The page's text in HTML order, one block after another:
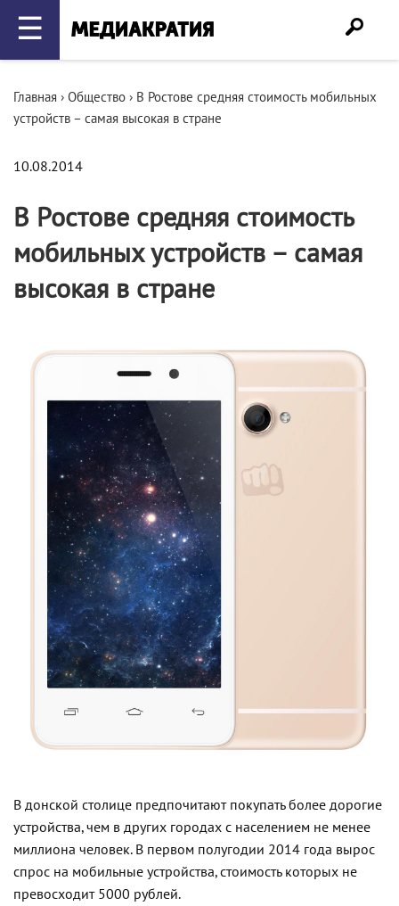
☰
Главная › Общество › В Ростове средняя стоимость мобильных
устройств – самая высокая в стране
10.08.2014
В Ростове средняя стоимость
мобильных устройств – самая
высокая в стране
В донской столице предпочитают покупать более дорогие
устройства, чем в других городах с населением не менее
миллиона человек. В первом полугодии 2014 года вырос
спрос на мобильные устройства, стоимость которых не
превосходит 5000 рублей.